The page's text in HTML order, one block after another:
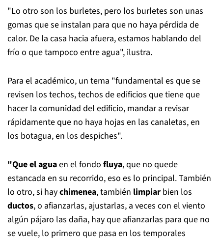
"Lo otro son los burletes, pero los burletes son unas
gomas que se instalan para que no haya pérdida de
calor. De la casa hacia afuera, estamos hablando del
frío o que tampoco entre agua", ilustra.
Para el académico, un tema "fundamental es que se
revisen los techos, techos de edificios que tiene que
hacer la comunidad del edificio, mandar a revisar
rápidamente que no haya hojas en las canaletas, en
los botagua, en los despiches".
"Que el aguaen el fondo fluya, que no quede
estancada en su recorrido, eso es lo principal. También
lo otro, si haychimenea, también limpiar bien los
ductos, o afianzarlas, ajustarlas, a veces con el viento
algún pájaro las daña, hay que afianzarlas para que no
se vuele, lo primero que pasa en los temporales